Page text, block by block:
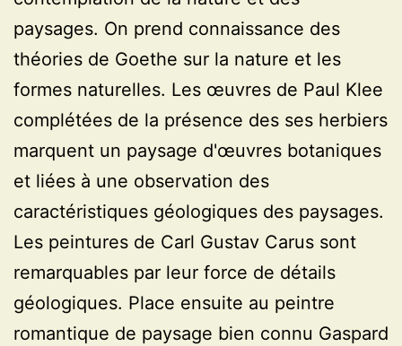
paysages. On prend connaissance des
théories de Goethe sur la nature et les
formes naturelles. Les œuvres de Paul Klee
complétées de la présence des ses herbiers
marquent un paysage d'œuvres botaniques
et liées à une observation des
caractéristiques géologiques des paysages.
Les peintures de Carl Gustav Carus sont
remarquables par leur force de détails
géologiques. Place ensuite au peintre
romantique de paysage bien connu Gaspard